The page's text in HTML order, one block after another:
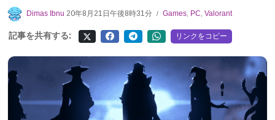
Dimas Ibnu 20年8月21日午後8時31分 / Games, PC, Valorant
記事を共有する: リンクをコピー